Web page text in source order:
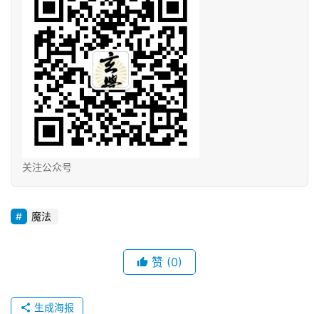
关注公众号
魔法
赞 (0)
生成海报